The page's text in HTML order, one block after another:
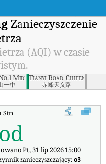
Zanieczyszczenie
(AQI) w czasie
Middle School, Chifeng
一中
Tianyi Road, Chifeng
赤峰天义路
Street, Chifeng Wskaźnik Jakości
Pt, 31 lip 2026 15:00
zanieczyszczający:o3